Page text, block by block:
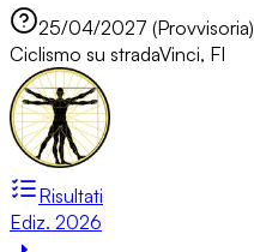
25/04/2027 (Provvisoria)
Ciclismo su stradaVinci, FI
Risultati
Ediz. 2026